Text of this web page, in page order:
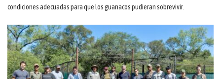
condiciones adecuadas para que los guanacos pudieran sobrevivir.